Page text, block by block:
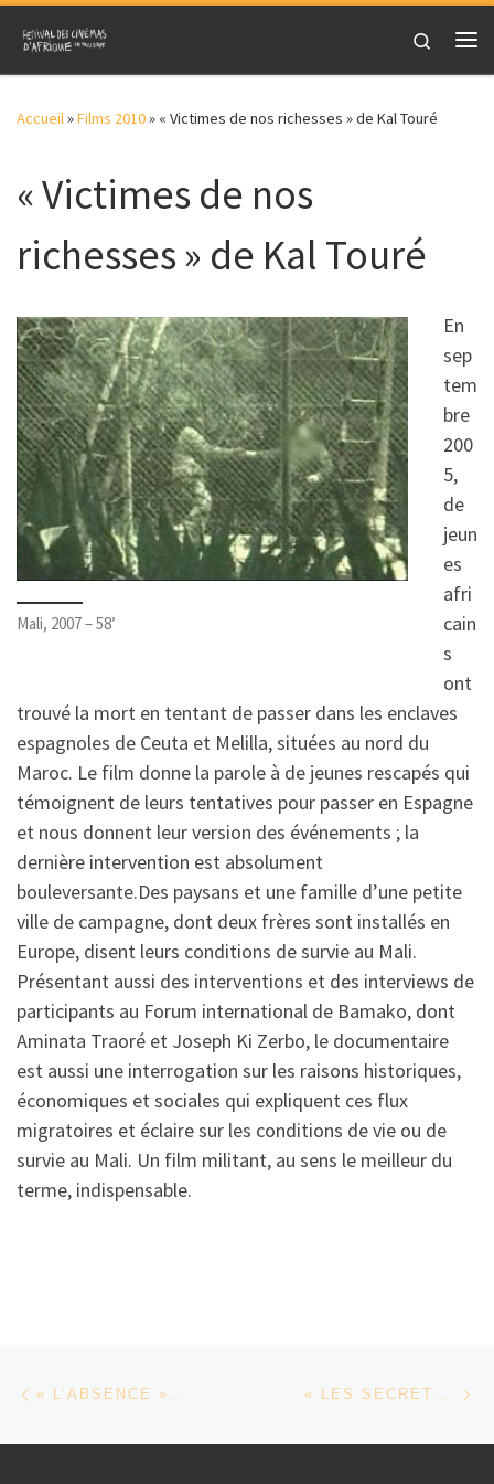
Skip to content
Search
Accueil»Films 2010» « Victimes de nos richesses » de Kal Touré
« Victimes de nos
richesses » de Kal Touré
Mali, 2007 – 58’
En
sep
tem
bre
200
5,
de
jeun
es
afri
cain
s
ont
trouvé la mort en tentant de passer dans les enclaves
espagnoles de Ceuta et Melilla, situées au nord du
Maroc. Le film donne la parole à de jeunes rescapés qui
témoignent de leurs tentatives pour passer en Espagne
et nous donnent leur version des événements ; la
dernière intervention est absolument
bouleversante.Des paysans et une famille d’une petite
ville de campagne, dont deux frères sont installés en
Europe, disent leurs conditions de survie au Mali.
Présentant aussi des interventions et des interviews de
participants au Forum international de Bamako, dont
Aminata Traoré et Joseph Ki Zerbo, le documentaire
est aussi une interrogation sur les raisons historiques,
économiques et sociales qui expliquent ces flux
migratoires et éclaire sur les conditions de vie ou de
survie au Mali. Un film militant, au sens le meilleur du
terme, indispensable.
Parcourir les articles
« L’ABSENCE » DE MAMA KEITA « LES SECRETS » DE RAJA AMARI